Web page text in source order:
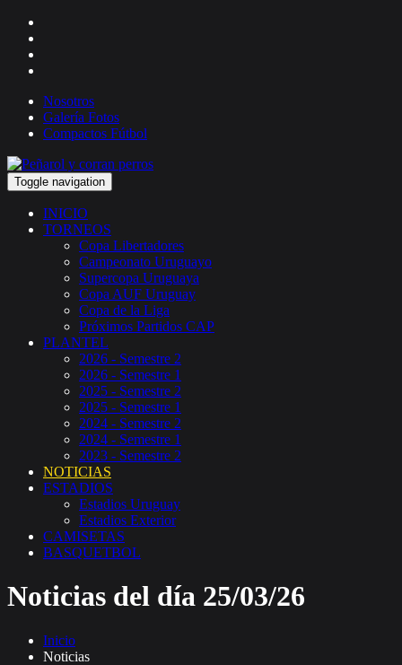
Nosotros
Galería Fotos
Compactos Fútbol
Toggle navigation
INICIO
TORNEOS
Copa Libertadores
Campeonato Uruguayo
Supercopa Uruguaya
Copa AUF Uruguay
Copa de la Liga
Próximos Partidos CAP
PLANTEL
2026 - Semestre 2
2026 - Semestre 1
2025 - Semestre 2
2025 - Semestre 1
2024 - Semestre 2
2024 - Semestre 1
2023 - Semestre 2
NOTICIAS
ESTADIOS
Estadios Uruguay
Estadios Exterior
CAMISETAS
BASQUETBOL
Noticias del día 25/03/26
Inicio
Noticias